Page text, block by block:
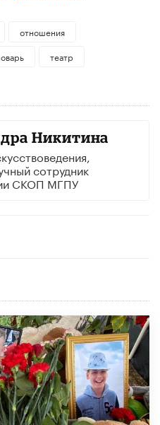
отношения
театр
Никитина
сотрудник
СКОП МГПУ